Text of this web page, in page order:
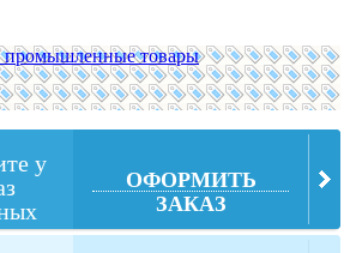
товары
у
ОФОРМИТЬ
ЗАКАЗ